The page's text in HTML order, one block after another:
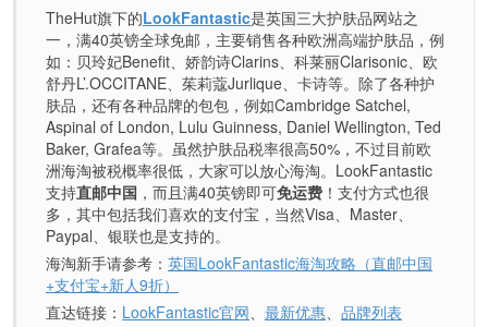
TheHut旗下的LookFantastic是英国三大护肤品网站之
一，满40英镑全球免邮，主要销售各种欧洲高端护肤品，例
如：贝玲妃Benefit、娇韵诗Clarins、科莱丽Clarisonic、欧
舒丹L’.OCCITANE、茱莉蔻Jurlique、卡诗等。除了各种护
肤品，还有各种品牌的包包，例如Cambridge Satchel,
Aspinal of London, Lulu Guinness, Daniel Wellington, Ted
Baker, Grafea等。虽然护肤品税率很高50%，不过目前欧
洲海淘被税概率很低，大家可以放心海淘。LookFantastic
支持直邮中国 ，而且满40英镑即可免运费 ！支付方式也很
多，其中包括我们喜欢的支付宝，当然Visa、Master、
Paypal、银联也是支持的。
海淘新手请参考： 英国LookFantastic海淘攻略（直邮中国
+支付宝+新人9折）
直达链接： LookFantastic官网、 最新优惠、 品牌列表